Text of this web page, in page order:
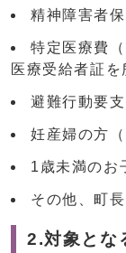
精神障害者
特定医療費
医療受給者証
避難行動要
妊産婦の方
1歳未満のお
その他、町
2.対象とな